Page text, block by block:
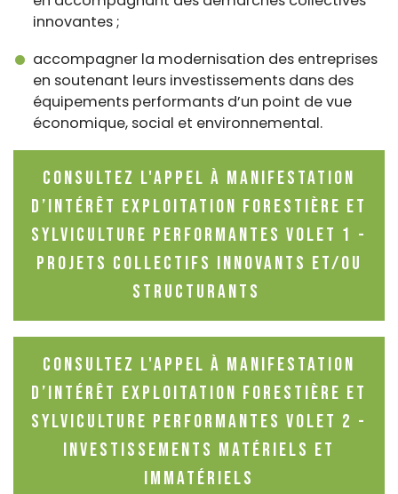
innovantes ;
accompagner la modernisation des entreprises
en soutenant leurs investissements dans des
équipements performants d’un point de vue
économique, social et environnemental.
Consultez l'appel à manifestation
d’intérêt Exploitation forestière et
sylviculture performantes Volet 1 -
Projets collectifs innovants et/ou
structurants
Consultez l'appel à manifestation
d’intérêt Exploitation forestière et
sylviculture performantes Volet 2 -
Investissements matériels et
immatériels